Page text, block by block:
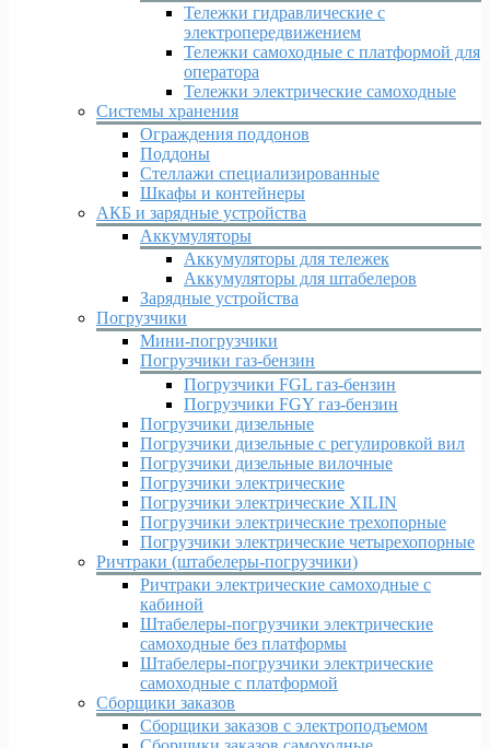
Тележки гидравлические с
электропередвижением
Тележки самоходные с платформой для
оператора
Тележки электрические самоходные
Системы хранения
Ограждения поддонов
Поддоны
Стеллажи специализированные
Шкафы и контейнеры
АКБ и зарядные устройства
Аккумуляторы
Аккумуляторы для тележек
Аккумуляторы для штабелеров
Зарядные устройства
Погрузчики
Мини-погрузчики
Погрузчики газ-бензин
Погрузчики FGL газ-бензин
Погрузчики FGY газ-бензин
Погрузчики дизельные
Погрузчики дизельные c регулировкой вил
Погрузчики дизельные вилочные
Погрузчики электрические
Погрузчики электрические XILIN
Погрузчики электрические трехопорные
Погрузчики электрические четырехопорные
Ричтраки (штабелеры-погрузчики)
Ричтраки электрические самоходные с
кабиной
Штабелеры-погрузчики электрические
самоходные без платформы
Штабелеры-погрузчики электрические
самоходные с платформой
Сборщики заказов
Сборщики заказов с электроподъемом